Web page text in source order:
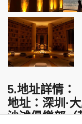
5.地址詳情：
地址：深圳·
沙滩俱樂部（